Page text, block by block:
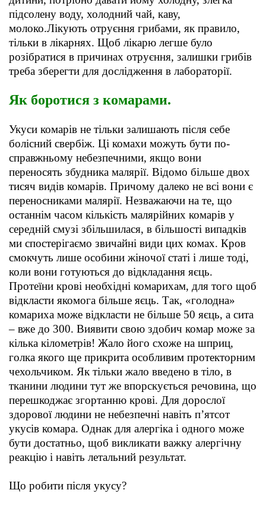
підсолену воду, холодний чай, каву,
молоко.Лікують отруєння грибами, як правило,
тільки в лікарнях. Щоб лікарю легше було
розібратися в причинах отруєння, залишки грибів
треба зберегти для дослідження в лабораторії.
Як боротися з комарами.
Укуси комарів не тільки залишають після себе
болісний свербіж. Ці комахи можуть бути по-
справжньому небезпечними, якщо вони
переносять збудника малярії. Відомо більше двох
тисяч видів комарів. Причому далеко не всі вони є
переносниками малярії. Незважаючи на те, що
останнім часом кількість малярійних комарів у
середній смузі збільшилася, в більшості випадків
ми спостерігаємо звичайні види цих комах. Кров
смокчуть лише особини жіночої статі і лише тоді,
коли вони готуються до відкладання яєць.
Протеїни крові необхідні комарихам, для того щоб
відкласти якомога більше яєць. Так, «голодна»
комариха може відкласти не більше 50 яєць, а сита
– вже до 300. Виявити свою здобич комар може за
кілька кілометрів! Жало його схоже на шприц,
голка якого ще прикрита особливим протекторним
чехольчиком. Як тільки жало введено в тіло, в
тканини людини тут же впорскується речовина, що
перешкоджає згортанню крові. Для дорослої
здорової людини не небезпечні навіть п’ятсот
укусів комара. Однак для алергіка і одного може
бути достатньо, щоб викликати важку алергічну
реакцію і навіть летальний результат.
Що робити після укусу?